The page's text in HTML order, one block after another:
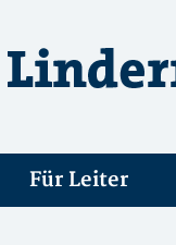
Für Leiter